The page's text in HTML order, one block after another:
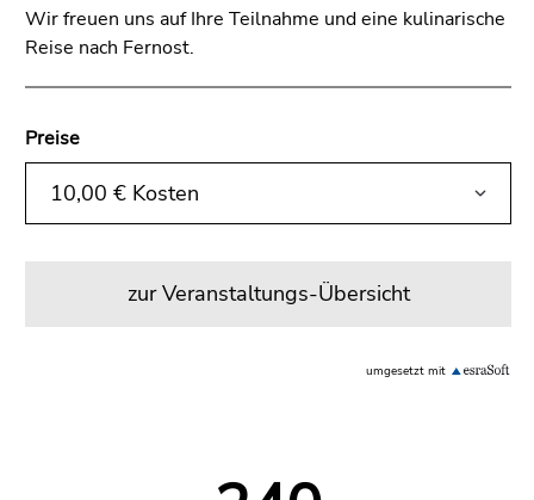
8)
Zur
9)
Wir freuen uns auf Ihre Teilnahme und eine kulinarische
Reise nach Fernost.
Preise
zur Veranstaltungs-Übersicht
umgesetzt mit